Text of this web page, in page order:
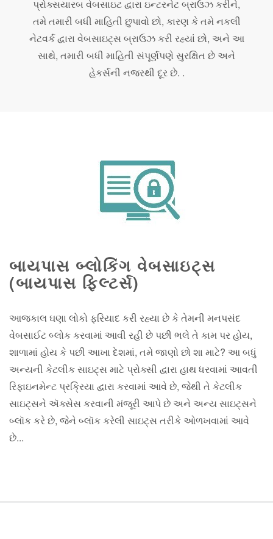
પ્રોક્સયારબ વેબસાઇટ દ્વારા ઇન્ટરનેટ બ્રાઉઝ કરીને,
તમે તમારી બધી માહિતી છુપાવો છો, કારણ કે તમે નકલી
નેટવર્ક દ્વારા વેબસાઇટ્સ બ્રાઉઝ કરી રહ્યાં છો, અને આ
સાથે, તમારી બધી માહિતી સંપૂર્ણપણે સુરક્ષિત છે અને
હેકર્સની નજરથી દૂર છે. .
બાયપાસ બ્લોકિંગ વેબસાઇટ્સ
(બાયપાસ ફિલ્ટર્સ)
આજકાલ ઘણા લોકો ફરિયાદ કરી રહ્યા છે કે તેમની મનપસંદ
વેબસાઈટ બ્લોક કરવામાં આવી રહી છે પછી ભલે તે કામ પર હોય,
શાળામાં હોય કે પછી આખા દેશમાં, તમે જાણો છો શા માટે? આ બધું
અન્યની કેટલીક સાઇટ્સ માટે પ્રોક્સી દ્વારા હાથ ધરવામાં આવતી
રિફાઇનમેન્ટ પ્રક્રિયા દ્વારા કરવામાં આવે છે, જેથી તે કેટલીક
સાઇટ્સને ઍક્સેસ કરવાની મંજૂરી આપે છે અને અન્ય સાઇટ્સને
બ્લૉક કરે છે, જેને બ્લૉક કરેલી સાઇટ્સ તરીકે ઓળખવામાં આવે
છે...